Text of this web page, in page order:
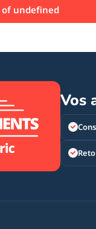
undefined
Vos